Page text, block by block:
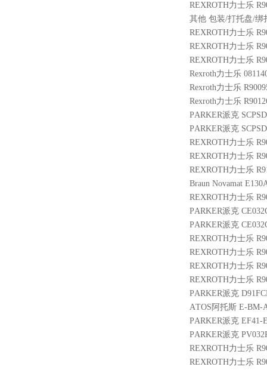
REXROTH力士乐
其他 包装/打托盘/
REXROTH力士乐
REXROTH力士乐
REXROTH力士乐
Rexroth力士乐
Rexroth力士乐
Rexroth力士乐
PARKER派克
PARKER派克
REXROTH力士乐
REXROTH力士乐
REXROTH力士乐
Braun Novamat
REXROTH力士乐
PARKER派克
PARKER派克
REXROTH力士乐
REXROTH力士乐
REXROTH力士乐
REXROTH力士乐
PARKER派克
ATOS阿托斯 E-BM-
PARKER派克 EF41-
PARKER派克
REXROTH力士乐
REXROTH力士乐